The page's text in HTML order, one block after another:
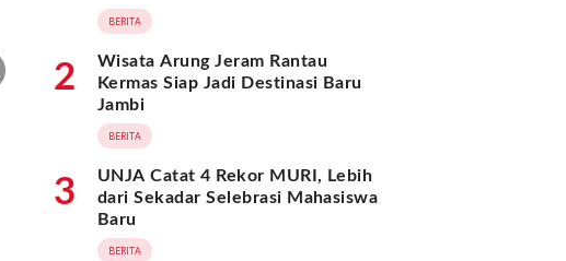
Jawa Barat
BERITA
2
Wisata Arung Jeram Rantau
Kermas Siap Jadi Destinasi Baru
Jambi
BERITA
3
UNJA Catat 4 Rekor MURI, Lebih
dari Sekadar Selebrasi Mahasiswa
Baru
BERITA